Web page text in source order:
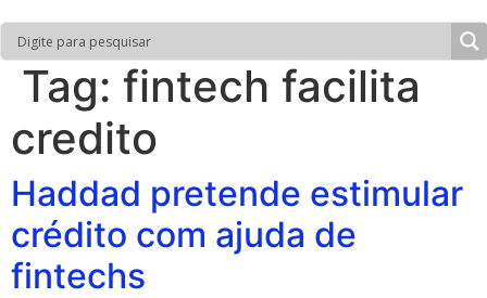
Tag: fintech facilita
credito
Haddad pretende estimular
crédito com ajuda de
fintechs